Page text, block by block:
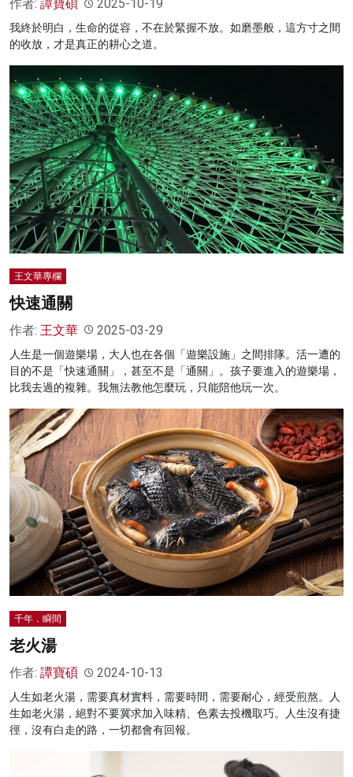
作者: 譚寶碩 2025-10-19
我終於明白，生命的從容，不在於緊握不放。如磨墨般，這方寸之間
的收放，才是真正的耕心之道。
王文華專欄
快速通關
作者: 王文華 2025-03-29
人生是一個遊樂場，大人也在各個「遊樂設施」之間排隊。活一遭的
目的不是「快速通關」，甚至不是「通關」。孩子要進入的遊樂場，
比我去過的複雜。我無法教他怎麼玩，只能陪他玩一次。
千年．瞬間
老火湯
作者: 譚寶碩 2024-10-13
人生如老火湯，需要真材實料，需要時間，需要耐心，經受煎熬。人
生如老火湯，絕對不要冀求加入味精、色素去投機取巧。人生沒有捷
徑，沒有白走的路，一切都會有回報。